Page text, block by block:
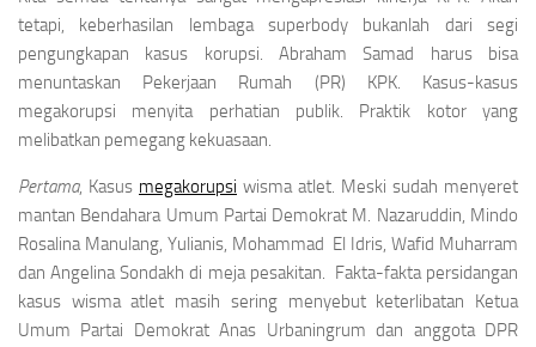
tetapi, keberhasilan lembaga superbody bukanlah dari segi
pengungkapan kasus korupsi. Abraham Samad harus bisa
menuntaskan Pekerjaan Rumah (PR) KPK. Kasus-kasus
megakorupsi menyita perhatian publik. Praktik kotor yang
melibatkan pemegang kekuasaan.
Pertama, Kasus megakorupsi wisma atlet. Meski sudah menyeret
mantan Bendahara Umum Partai Demokrat M. Nazaruddin, Mindo
Rosalina Manulang, Yulianis, Mohammad El Idris, Wafid Muharram
dan Angelina Sondakh di meja pesakitan. Fakta-fakta persidangan
kasus wisma atlet masih sering menyebut keterlibatan Ketua
Umum Partai Demokrat Anas Urbaningrum dan anggota DPR